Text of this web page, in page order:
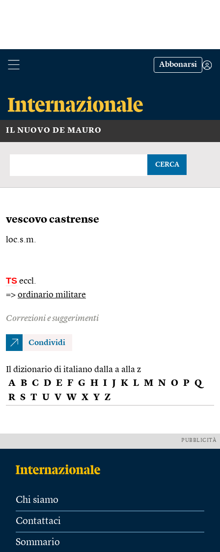
Abbonarsi
IL NUOVO DE MAURO
CERCA
vescovo castrense
loc.s.m.
TS eccl.
=> ordinario militare
Correzioni e suggerimenti
Condividi
Il dizionario di italiano dalla a alla z
A B C D E F G H I J K L M N O P Q
R S T U V W X Y Z
PUBBLICITÀ
Chi siamo
Contattaci
Sommario